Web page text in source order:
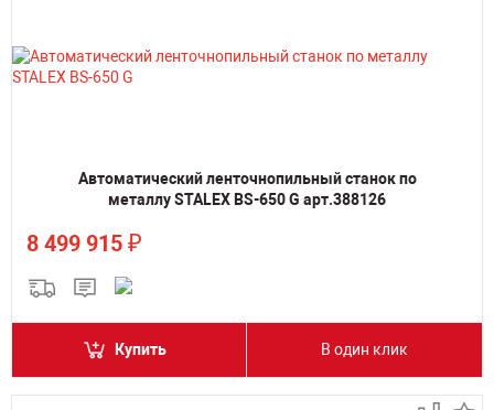
Автоматический ленточнопильный станок по
металлу STALEX BS-650 G арт.388126
8 499 915 ₽
Купить В один клик